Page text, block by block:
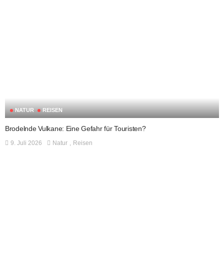
NATUR REISEN
Brodelnde Vulkane: Eine Gefahr für Touristen?
9. Juli 2026 Natur Reisen